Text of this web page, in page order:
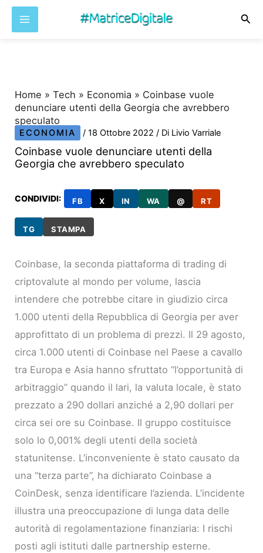
Home »Tech » Economia » Coinbase vuole
denunciare utenti della Georgia che avrebbero
speculato
ECONOMIA /18 Ottobre 2022/ Di Livio Varriale
Coinbase vuole denunciare utenti della
Georgia che avrebbero speculato
CONDIVIDI: FB X IN WA @ RT
TG STAMPA
Coinbase, la seconda piattaforma di trading di
criptovalute al mondo per volume, lascia
intendere che potrebbe citare in giudizio circa
1.000 utenti della Repubblica di Georgia per aver
approfittato di un problema di prezzi. Il 29 agosto,
circa 1.000 utenti di Coinbase nel Paese a cavallo
tra Europa e Asia hanno sfruttato “l’opportunità di
arbitraggio” quando il lari, la valuta locale, è stato
prezzato a 290 dollari anziché a 2,90 dollari per
circa sei ore su Coinbase. Il gruppo costituisce
solo lo 0,001% degli utenti della società
statunitense. L’inconveniente è stato causato da
una “terza parte”, ha dichiarato Coinbase a
CoinDesk, senza identificare l’azienda. L’incidente
illustra una preoccupazione di lunga data delle
autorità di regolamentazione finanziaria: I rischi
posti agli istituti dalle partnership esterne.